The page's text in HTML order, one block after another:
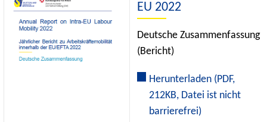
EU 2022
Deutsche Zusammenfassung
(Bericht)
Herunterladen (PDF,
212KB, Datei ist nicht
barrierefrei)